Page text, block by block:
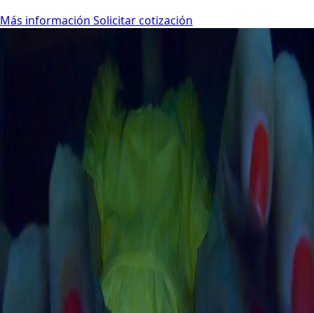
FIBERTEL · PROYECTOS
INTERNET PARA PROYECTOS
Soluciones para obras, minería, campamentos y zonas
Más información
Solicitar cotización